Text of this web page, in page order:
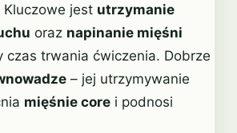
Kluczowe jest utrzymanie
oraz napinanie mięśni
czas trwania ćwiczenia. Dobrze
– jej utrzymywanie
mięśnie core i podnosi